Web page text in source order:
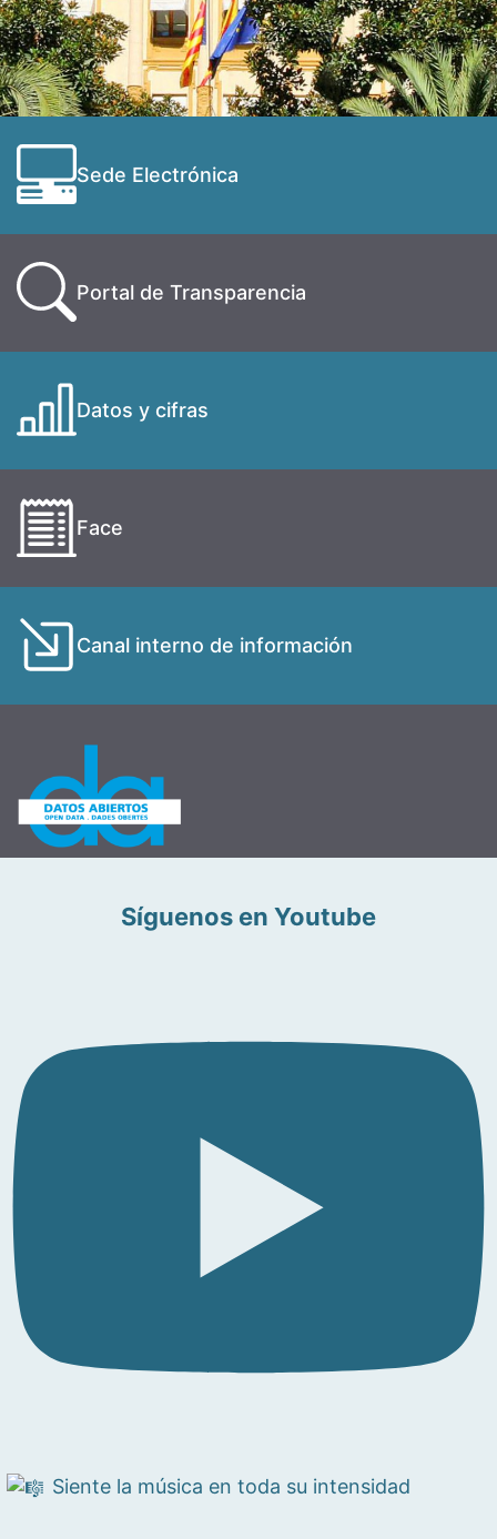
Sede Electrónica
Portal de Transparencia
Datos y cifras
Face
Canal interno de información
Síguenos en Youtube
Siente la música en toda su intensidad